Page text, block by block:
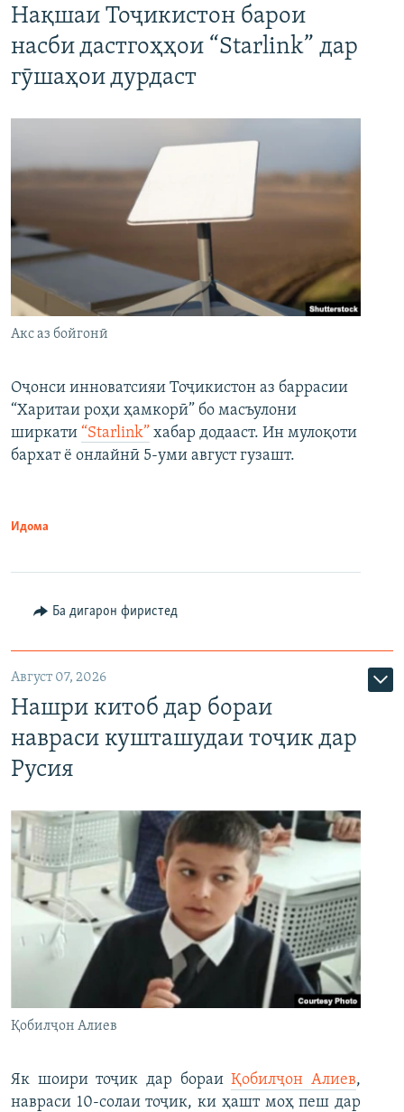
Нақшаи Тоҷикистон барои
насби дастгоҳҳои “Starlink” дар
гӯшаҳои дурдаст
Акс аз бойгонӣ
Оҷонси инноватсияи Тоҷикистон аз баррасии
“Харитаи роҳи ҳамкорӣ” бо масъулони
ширкати “Starlink” хабар додааст. Ин мулоқоти
бархат ё онлайнӣ 5-уми август гузашт.
Идома
Ба дигарон фиристед
Август 07, 2026
Нашри китоб дар бораи
навраси кушташудаи тоҷик дар
Русия
Қобилҷон Алиев
Як шоири тоҷик дар бораиҚобилҷон Алиев,
навраси 10-солаи тоҷик, ки ҳашт моҳ пеш дар